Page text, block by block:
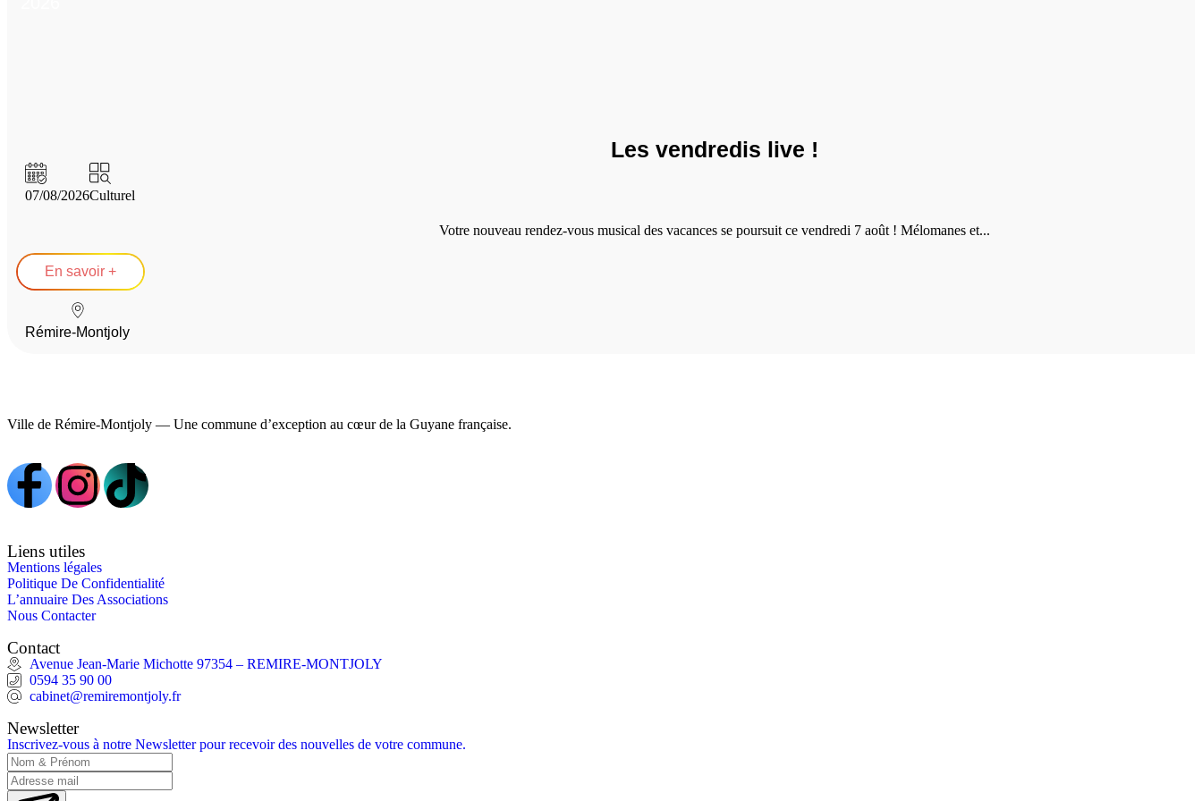
Les vendredis live !
07/08/2026Culturel
Votre nouveau rendez-vous musical des vacances se poursuit ce vendredi 7 août ! Mélomanes et...
En savoir +
Rémire-Montjoly
Ville de Rémire-Montjoly — Une commune d’exception au cœur de la Guyane française.
Liens utiles
Mentions légales
Politique De Confidentialité
L’annuaire Des Associations
Nous Contacter
Contact
Avenue Jean-Marie Michotte 97354 – REMIRE-MONTJOLY
0594 35 90 00
cabinet@remiremontjoly.fr
Newsletter
Inscrivez-vous à notre Newsletter pour recevoir des nouvelles de votre commune.